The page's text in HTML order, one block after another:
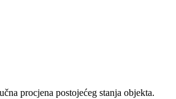
procjena postojećeg stanja objekta.